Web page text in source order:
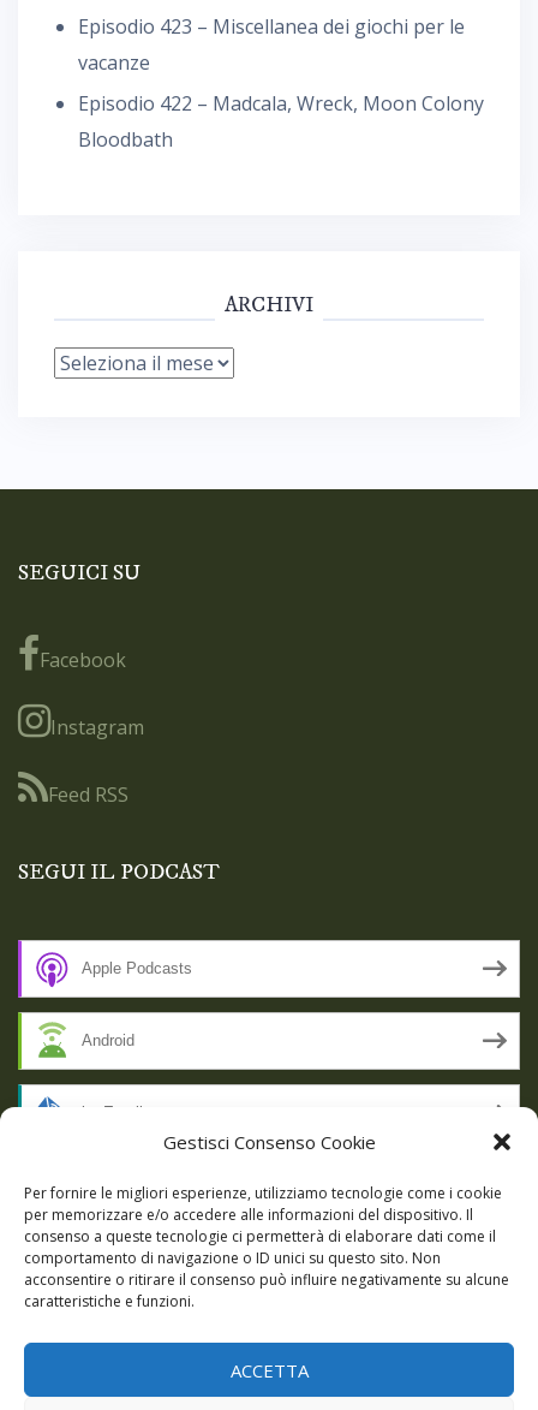
Gestisci Consenso Cookie
Per fornire le migliori esperienze, utilizziamo tecnologie come i cookie
per memorizzare e/o accedere alle informazioni del dispositivo. Il
consenso a queste tecnologie ci permetterà di elaborare dati come il
comportamento di navigazione o ID unici su questo sito. Non
acconsentire o ritirare il consenso può influire negativamente su alcune
caratteristiche e funzioni.
ACCETTA
Episodio 423 – Miscellanea dei giochi per le
vacanze
Episodio 422 – Madcala, Wreck, Moon Colony
Bloodbath
ARCHIVI
Archivi
SEGUICI SU
Facebook
Instagram
Feed RSS
SEGUI IL PODCAST
Apple Podcasts
Android
by Email
RSS
SSL SECURE